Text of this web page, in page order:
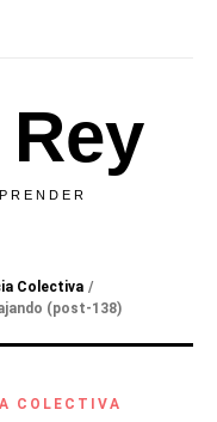
Colectiva /
(post-138)
COLECTIVA